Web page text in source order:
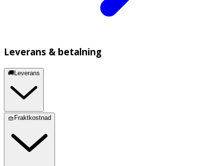
Leverans & betalning
🚚Leverans
🧺Fraktkostnad